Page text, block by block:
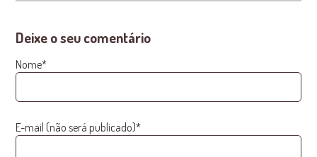
Deixe o seu comentário
Nome*
E-mail (não será publicado)*